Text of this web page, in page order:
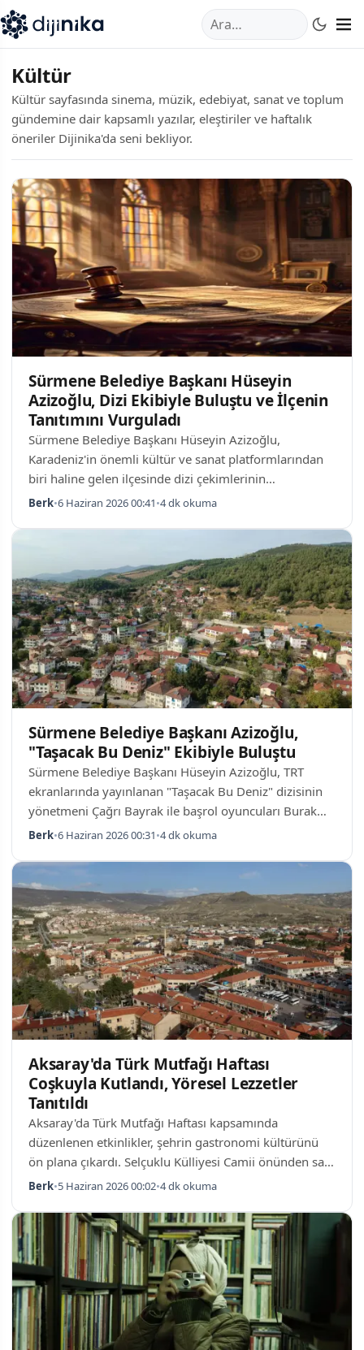
,Marmara Mahallesi,Beylikdüzü34520TRTelefon:0850
Kültür
Kültür sayfasında sinema, müzik, edebiyat, sanat ve toplum
gündemine dair kapsamlı yazılar, eleştiriler ve haftalık
öneriler Dijinika'da seni bekliyor.
Sürmene Belediye Başkanı Hüseyin
Azizoğlu, Dizi Ekibiyle Buluştu ve İlçenin
Tanıtımını Vurguladı
Sürmene Belediye Başkanı Hüseyin Azizoğlu,
Karadeniz'in önemli kültür ve sanat platformlarından
biri haline gelen ilçesinde dizi çekimlerinin
gerçekleştirilmesine önem vermektedir. Azizoğlu,
oyuncular Burak Yörük, Aytek Şayan, Hakan Salınmış
ve Rami Narin'e katılarak, yapım ekibiyle samimi bir
ortamda görüştü. Sürmene'nin Kültür Platformu
Olması Trabzon'un Karadeniz kıyısında yer alan
Sürmene, s…
Berk•6 Haziran 2026 00:41•4 dk okuma
Sürmene Belediye Başkanı Azizoğlu,
"Taşacak Bu Deniz" Ekibiyle Buluştu
Sürmene Belediye Başkanı Hüseyin Azizoğlu, TRT
ekranlarında yayınlanan "Taşacak Bu Deniz" dizisinin
yönetmeni Çağrı Bayrak ile başrol oyuncuları Burak
Yörük, Aytek Şayan, Hakan Salınmış ve Rami Narin'i
öncesinde gerçekleştirilen kahvaltı programı,
Sürmene'nin tanıtımındaki rolü ve ilçenin sunduğu
destek üzerine yoğunlaştı. Sinema ve Kültürün İlçeyi
Değiştirmesi Azizoğlu, toplantıda yaptığı açıklamada
Sürmene'nin tarihsel ve doğal mirasının ulusa…
Berk•6 Haziran 2026 00:31•4 dk okuma
Aksaray'da Türk Mutfağı Haftası
Coşkuyla Kutlandı, Yöresel Lezzetler
Tanıtıldı
Aksaray'da Türk Mutfağı Haftası kapsamında
düzenlenen etkinlikler, şehrin gastronomi kültürünü
ön plana çıkardı. Selçuklu Külliyesi Camii önünden saat
11.00'de başlayan kortej yürüyüşüne Vali Murat Duru,
Alpay Arıbaş ve yüzlerce vatandaş katıldı. Yürüyüş, 15
Temmuz Milli İrade Meydanı'nda sonlandırılarak
Zinciriye Medresesi'ndeki etkinliklere geçildi.
Aksaray'ın Yöresel Lezzetleri Sergilendi Zinciriye
Medresesi bahçesinde kurulan stantlarda, Aksa…
Berk•5 Haziran 2026 00:02•4 dk okuma